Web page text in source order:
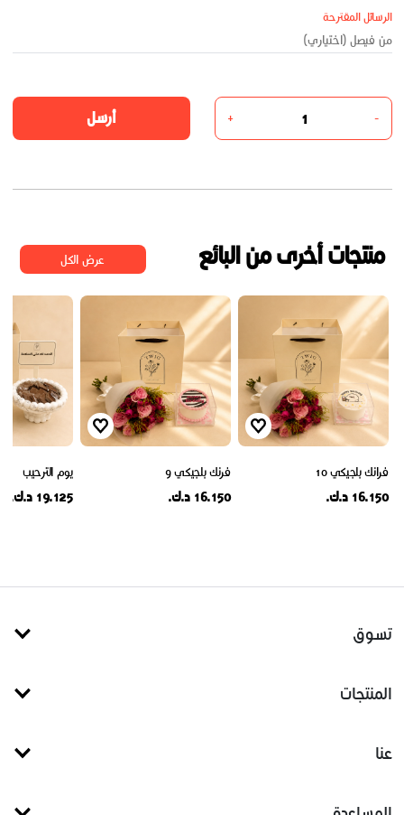
الرسائل المقترحة
-
+ أرسل
منتجات أخرى من البائع عرض الكل
فرانك بلجيكي 10
16.150 د.ك.
فرنك بلجيكي 9
16.150 د.ك.
يوم الترحيب
19.125 د.ك.
تسوق
المنتجات
عنا